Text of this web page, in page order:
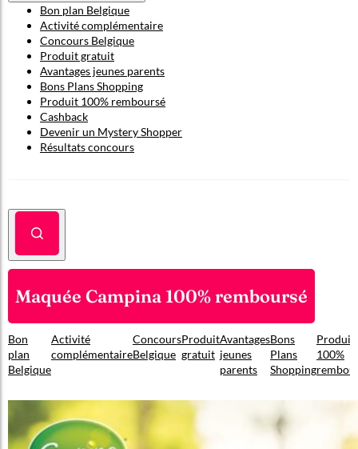
Bon plan Belgique
Activité complémentaire
Concours Belgique
Produit gratuit
Avantages jeunes parents
Bons Plans Shopping
Produit 100% remboursé
Cashback
Devenir un Mystery Shopper
Résultats concours
Maquée Campina 100% remboursé
Bon
plan
Belgique
Activité
complémentaire
Concours
Belgique
Produit
gratuit
Avantages
jeunes
parents
Bons
Plans
Shopping
Produit
100%